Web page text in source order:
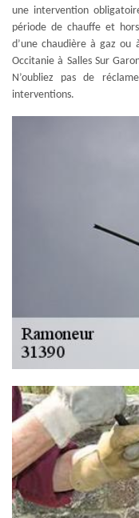
une intervention
période de chauffe et
d’une chaudière à gaz ou
Occitanie à Salles Sur
N’oubliez pas de
interventions.